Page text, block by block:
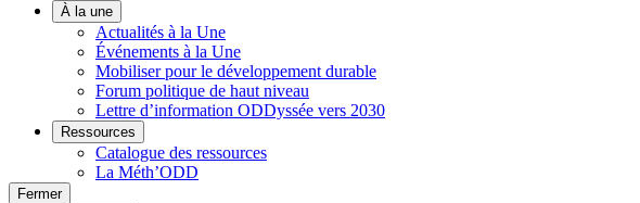
À la une
Actualités à la Une
Événements à la Une
Mobiliser pour le développement durable
Forum politique de haut niveau
Lettre d’information ODDyssée vers 2030
Ressources
Catalogue des ressources
La Méth’ODD
Fermer